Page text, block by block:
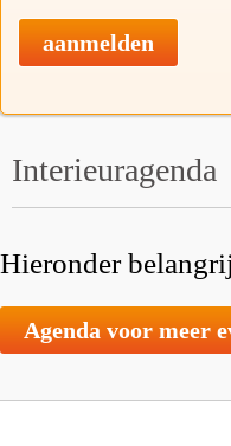
aanmelden
Interieuragenda
Hieronder
Agenda voor meer